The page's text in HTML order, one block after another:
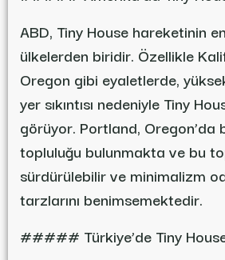
ABD, Tiny House hareketinin
ülkelerden biridir. Özellikle
Oregon gibi eyaletlerde,
yer sıkıntısı nedeniyle Tiny
görüyor. Portland, Oregon’da
topluluğu bulunmakta ve bu
sürdürülebilir ve minimalizm
tarzlarını benimsemektedir.
##### Türkiye’de Tiny